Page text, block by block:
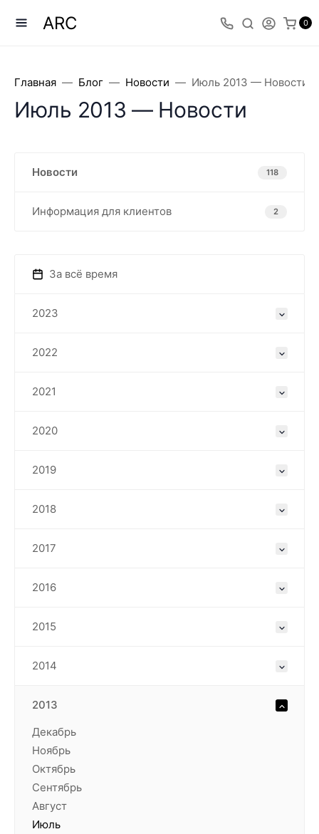
ARC 0
Главная Блог Новости Июль 2013 — Новости
Июль 2013 — Новости
Новости 118
Информация для клиентов 2
За всё время
2023
2022
2021
2020
2019
2018
2017
2016
2015
2014
2013
Декабрь
Ноябрь
Октябрь
Сентябрь
Август
Июль